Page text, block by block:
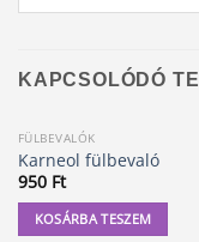
KAPCSOLÓDÓ
FÜLBEVALÓK
Karneol fülbevaló
950 Ft
KOSÁRBA TESZEM